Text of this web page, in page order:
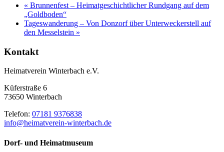
« Brunnenfest – Heimatgeschichtlicher Rundgang auf dem
„Goldboden“
Tageswanderung – Von Donzorf über Unterweckerstell auf
den Messelstein »
Kontakt
Heimatverein Winterbach e.V.
Küferstraße 6
73650 Winterbach
Telefon: 07181 9376838
info@heimatverein-winterbach.de
Dorf- und Heimatmuseum